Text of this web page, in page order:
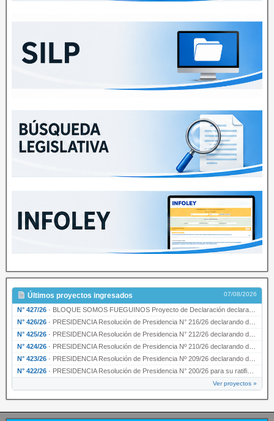
Últimos proyectos ingresados 07/08/2026
N° 427/26 · BLOQUE SOMOS FUEGUINOS Proyecto de Declaración declarando de interés provincial PRESIDENCI…
N° 426/26 · PRESIDENCIA Resolución de Presidencia N° 216/26 declarando de interés provincial la labor …
N° 425/26 · PRESIDENCIA Resolución de Presidencia N° 212/26 declarando de interés provincial el “50° A…
N° 424/26 · PRESIDENCIA Resolución de Presidencia Nº 210/26 declarando de interés provincial el proyec…
N° 423/26 · PRESIDENCIA Resolución de Presidencia Nº 209/26 declarando de interés provincial la presen…
N° 422/26 · PRESIDENCIA Resolución de Presidencia N° 200/26 para su ratificación.
Ver proyectos »